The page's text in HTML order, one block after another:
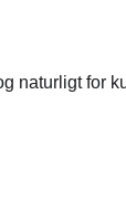
naturligt for